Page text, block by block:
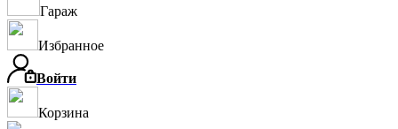
Гараж
Избранное
Войти
Корзина